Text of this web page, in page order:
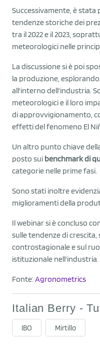
Successivamente, è
tendenze storiche dei
tra il 2022 e il 2023,
meteorologici nelle
La discussione si è poi
la produzione, esplorando
all'interno dell'industria.
meteorologici e il loro
di approvvigionamento,
effetti del fenomeno El
Un altro punto chiave
posto sui benchmark di
categorie nelle prime fasi.
Sono stati inoltre
miglioramenti della
Il webinar si è concluso
sulle tendenze di
controstagionale e sul
istituzionale nell'industria.
Fonte:Agronometrics
Italian Berry -
IBO Mirtillo